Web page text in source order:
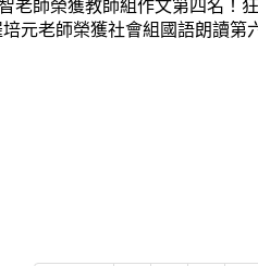
元老師榮獲社會組國語朗讀